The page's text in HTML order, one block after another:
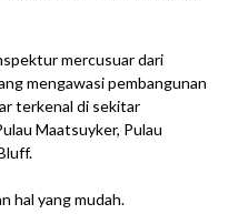
mercusuar dari
mengawasi pembangunan
terkenal di sekitar
Maatsuyker, Pulau
hal yang mudah.